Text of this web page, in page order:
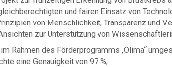
und fairen Einsatz von
von Menschlichkeit, Transparenz und
zur Unterstützung von
Rahmen des Förderprogramms „Olima“
eine Genauigkeit von 97 %,